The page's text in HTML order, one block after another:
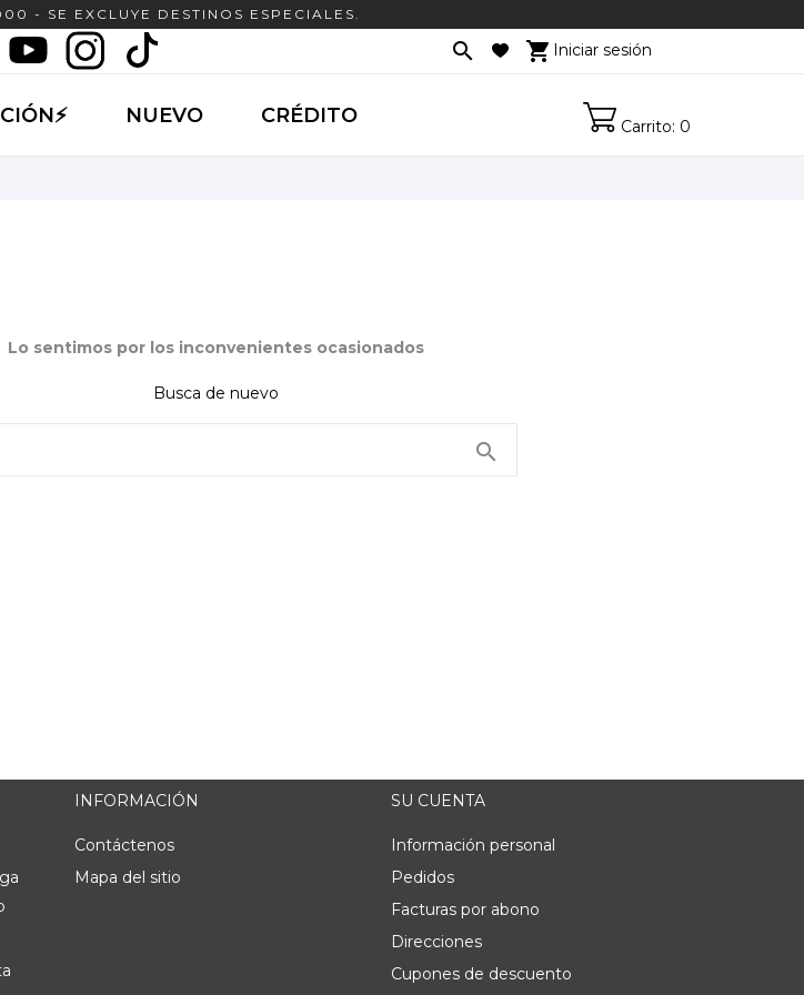
- SE EXCLUYE DESTINOS ESPECIALES.
 shopping_cart Iniciar sesión
NUEVO CRÉDITO Carrito: 0

Lo sentimos por los inconvenientes ocasionados
Busca de nuevo

INFORMACIÓN
Contáctenos
Mapa del sitio
SU CUENTA
Información personal
Pedidos
Facturas por abono
Direcciones
Cupones de descuento